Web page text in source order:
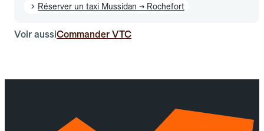
Réserver un taxi Mussidan → Rochefort
Voir aussiCommander VTC